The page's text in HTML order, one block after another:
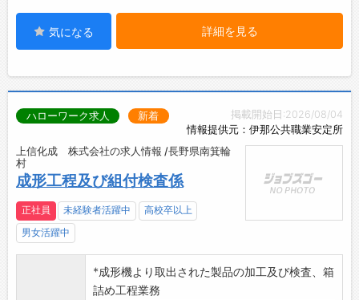
気になる 詳細を見る
掲載開始日:2026/08/04
情報提供元：伊那公共職業安定所
ハローワーク求人 新着
上信化成 株式会社の求人情報 /長野県南箕輪
村
成形工程及び組付検査係
正社員 未経験者活躍中
高校卒以上
男女活躍中
*成形機より取出された製品の加工及び検査、箱
詰め工程業務